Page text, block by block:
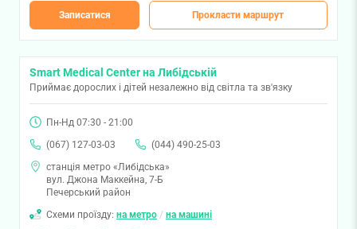
Записатися Прокласти маршрут
Smart Medical Center на Либідській
Приймає дорослих і дітей незалежно від світла та зв'язку
Пн-Нд 07:30 - 21:00
(067) 127-03-03
(044) 490-25-03
станція метро «Либідська»
вул. Джона Маккейна, 7-Б
Печерський район
Схеми проїзду: на метро / на машині